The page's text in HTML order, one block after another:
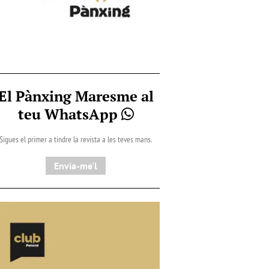
Pànxing Maresme al
teu WhatsApp
Sigues el primer a tindre la revista a les teves mans.
Envia-me'l